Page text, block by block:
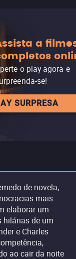
a
o play agora e
se!
SURPRESA
de novela,
mais
elaborar um
hilárias de um
e Charles
ao cair da noite